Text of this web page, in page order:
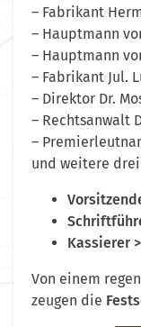
– Fabrikant
– Hauptmann
– Hauptmann
– Fabrikant Jul.
– Direktor Dr.
– Rechtsanwalt
–
und weitere
Kassierer
Von einem
zeugen die